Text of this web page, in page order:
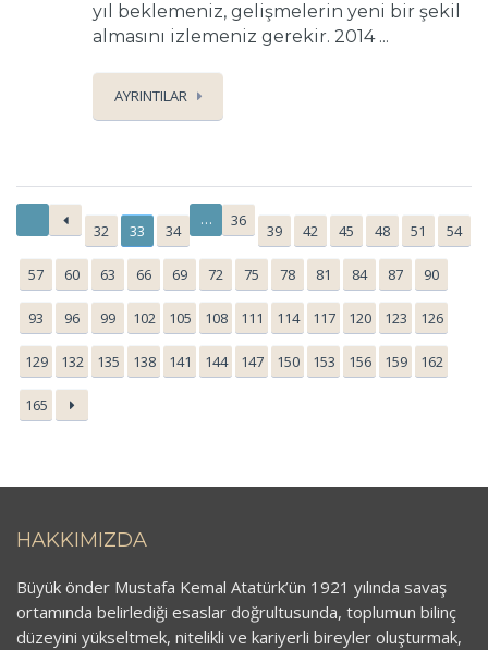
yıl beklemeniz, gelişmelerin yeni bir şekil
almasını izlemeniz gerekir. 2014 ...
AYRINTILAR
32 33 34
… 36
39 42 45 48 51 54
57 60 63 66 69 72 75 78 81 84 87 90
93 96 99 102 105 108 111 114 117 120 123 126
129 132 135 138 141 144 147 150 153 156 159 162
165
HAKKIMIZDA
Büyük önder Mustafa Kemal Atatürk’ün 1921 yılında savaş
ortamında belirlediği esaslar doğrultusunda, toplumun bilinç
düzeyini yükseltmek, nitelikli ve kariyerli bireyler oluşturmak,